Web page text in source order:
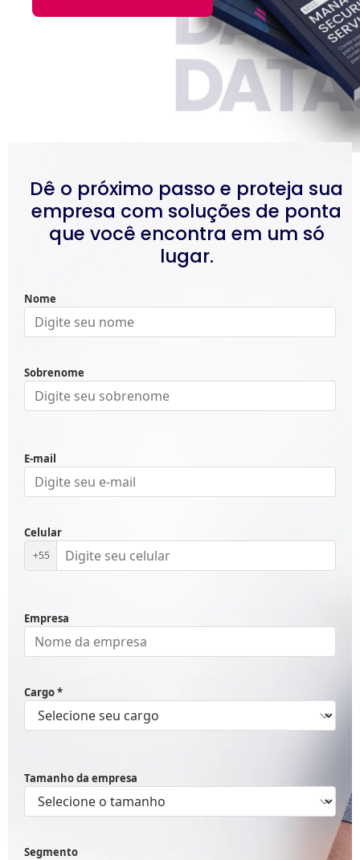
Dê o próximo passo e proteja sua
empresa com soluções de ponta
que você encontra em um só
lugar.
Nome
Sobrenome
E-mail
Celular
+55
Empresa
Cargo *
Tamanho da empresa
Segmento